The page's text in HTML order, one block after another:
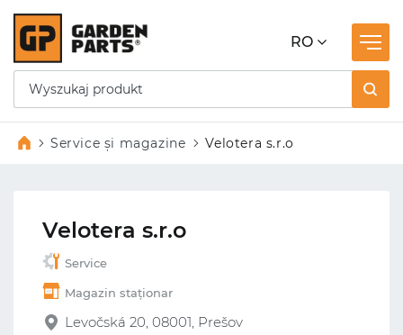
RO
Service și magazine Velotera s.r.o
Velotera s.r.o
Service
Magazin staționar
Levočská 20, 08001, Prešov